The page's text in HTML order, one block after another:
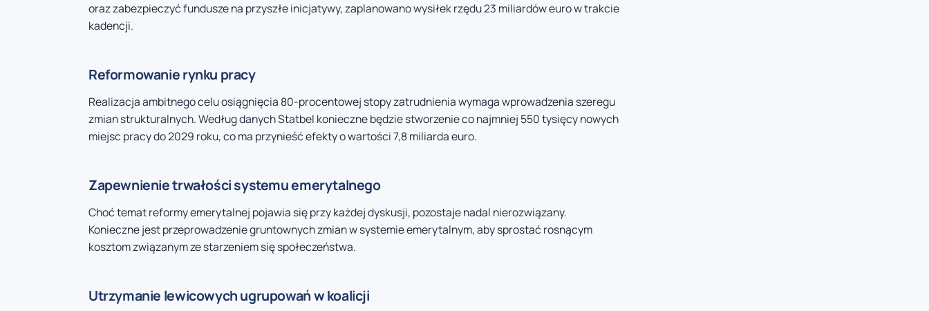
oraz zabezpieczyć fundusze na przyszłe inicjatywy, zaplanowano wysiłek rzędu 23 miliardów euro w trakcie
kadencji.
Reformowanie rynku pracy
Realizacja ambitnego celu osiągnięcia 80-procentowej stopy zatrudnienia wymaga wprowadzenia szeregu
zmian strukturalnych. Według danych Statbel konieczne będzie stworzenie co najmniej 550 tysięcy nowych
miejsc pracy do 2029 roku, co ma przynieść efekty o wartości 7,8 miliarda euro.
Zapewnienie trwałości systemu emerytalnego
Choć temat reformy emerytalnej pojawia się przy każdej dyskusji, pozostaje nadal nierozwiązany.
Konieczne jest przeprowadzenie gruntownych zmian w systemie emerytalnym, aby sprostać rosnącym
kosztom związanym ze starzeniem się społeczeństwa.
Utrzymanie lewicowych ugrupowań w koalicji